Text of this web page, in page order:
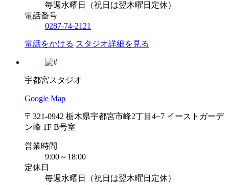
毎週水曜日（祝日は翌木曜日定休）
電話番号
0287-74-2121
電話をかける スタジオ詳細を見る
宇都宮スタジオ
Google Map
〒321-0942 栃木県宇都宮市峰2丁目4−7 イーストガーデ
ン峰 1F B号室
営業時間
9:00～18:00
定休日
毎週水曜日（祝日は翌木曜日定休）